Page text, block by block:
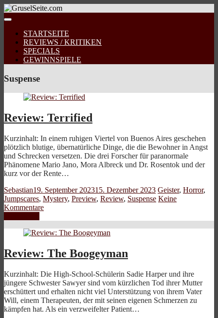
STARTSEITE
REVIEWS / KRITIKEN
SPECIALS
GEWINNSPIELE
Suspense
Review: Terrified
Kurzinhalt: In einem ruhigen Viertel von Buenos Aires geschehen
plötzlich blutige, übernatürliche Dinge, die die Bewohner in Angst
und Schrecken versetzen. Die drei Forscher für paranormale
Phänomene Mario Jano, Mora Albreck und Dr. Rosentok und der
kurz vor der Rente…
Sebastian19. September 202315. Dezember 2023 Geister, Horror,
Jumpscares, Mystery, Preview, Review, Suspense Keine
Kommentare
Review: The Boogeyman
Kurzinhalt: Die High-School-Schülerin Sadie Harper und ihre
jüngere Schwester Sawyer sind vom kürzlichen Tod ihrer Mutter
erschüttert und erhalten nicht viel Unterstützung von ihrem Vater
Will, einem Therapeuten, der mit seinen eigenen Schmerzen zu
kämpfen hat. Als ein verzweifelter Patient…